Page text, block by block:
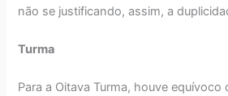
não se justificando, assim, a
Turma
Para a Oitava Turma, houve equívoco